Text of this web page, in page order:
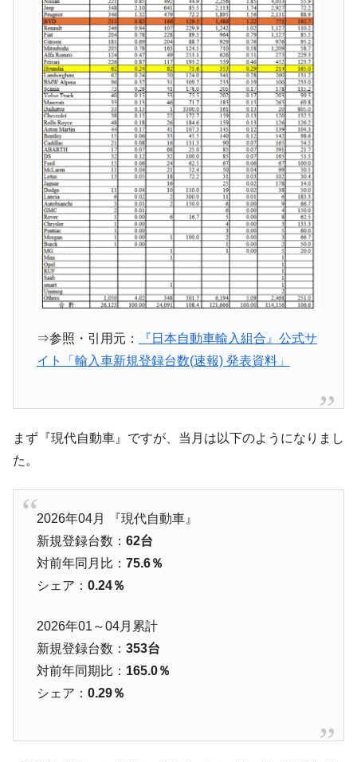
動」
『Money1』
中国だけが鉄鋼輸出を異常増加させる ⇒ 中
国の過剰生産が世界を蝕む。
『Money1』
韓国製造業「半導体絶好調」のウラで他業
種は全般的「不調」⇒ PSIが示す現況は決して良くない。
『Money1』
【米韓激突案件】韓国消費者院が『クーパ
ン』1人当たり賠償10万ウォンを認定 ⇒ 総額3兆7,000億
『Money1』 韓国で猛暑。南東部では干ばつ
『Money1』
韓国型イージス搭載の次世代駆逐艦
「KDDX」1番艦、2032年竣工と公示
『Money1』
【対日本円】ウォン安が急進！ 日米の協調
に韓国がいっちょがみしたのでは。
『Money1』
韓国政府『BYD』車への補助金を全廃 ⇒ 実
は韓国で『BYD』車は売れている。6カ月で対前年同期比
『Money1』
在韓米国大使スティールが着韓！⇒ さっそ
く空港に詰めかけ「出て行け！」「極右勢力」のプラカー
『Money1』
韓国政府「2035年までに18.4GW規模のAIデ
ほぼ終わった」
韓国『国民年金公団』株価暴落で200兆蒸
発。
『Money1』
韓国政府「ニセＫ-ブランドを通報しようキ
ャンペーン」⇒ あの名物教授も登場！
『Money1』
韓国「橋が落ちました」⇒ 耐久性「なさす
『Money1』
韓国鉄鋼最大手『POSCO』ズブズブ沈む。
営業利益80.2％も減少
『Money1』
米国下院「韓国の公務員個人をターゲット
にぶん殴る法案」提出！⇒ クーパン問題は合衆国企業に対
韓国ボンクラ政策室長･金容範、株価暴落に
⇒参照・引用元：
『日本自動車輸入組合』公式サ
イト「輸入車新規登録台数(速報) 発表資料」
まず『現代自動車』ですが、当月は以下のようになりまし
た。
2026年04月 『現代自動車』
新規登録台数： 62台
対前年同月比： 75.6％
シェア： 0.24％
2026年01～04月累計
新規登録台数： 353台
対前年同期比： 165.0％
シェア： 0.29％